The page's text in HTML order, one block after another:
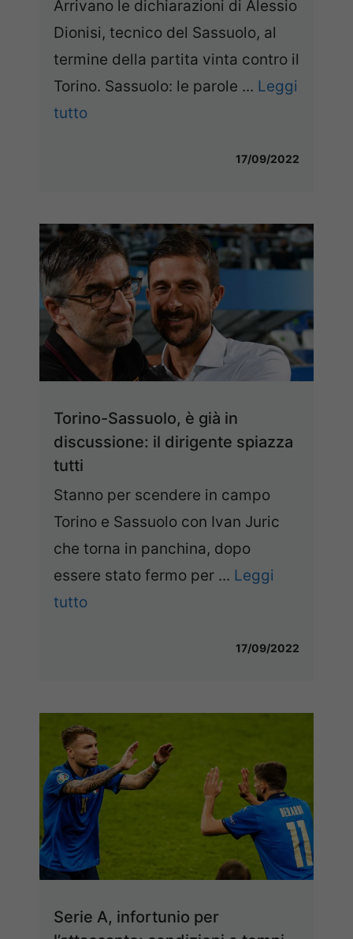
Arrivano le dichiarazioni di Alessio
Dionisi, tecnico del Sassuolo, al
termine della partita vinta contro il
Torino. Sassuolo: le parole ... Leggi
tutto
17/09/2022
Torino-Sassuolo, è già in
discussione: il dirigente spiazza
tutti
Stanno per scendere in campo
Torino e Sassuolo con Ivan Juric
che torna in panchina, dopo
essere stato fermo per ... Leggi
tutto
17/09/2022
Serie A, infortunio per